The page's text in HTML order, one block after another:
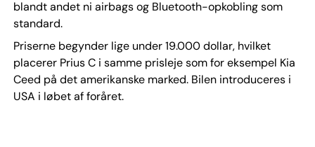
blandt andet ni airbags og Bluetooth-opkobling som
standard.
Priserne begynder lige under 19.000 dollar, hvilket
placerer Prius C i samme prisleje som for eksempel Kia
Ceed på det amerikanske marked. Bilen introduceres i
USA i løbet af foråret.